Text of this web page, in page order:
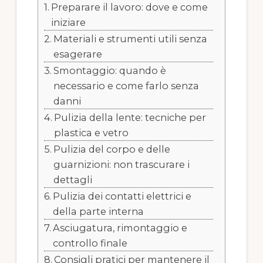
Preparare il lavoro: dove e come
iniziare
Materiali e strumenti utili senza
esagerare
Smontaggio: quando è
necessario e come farlo senza
danni
Pulizia della lente: tecniche per
plastica e vetro
Pulizia del corpo e delle
guarnizioni: non trascurare i
dettagli
Pulizia dei contatti elettrici e
della parte interna
Asciugatura, rimontaggio e
controllo finale
Consigli pratici per mantenere il